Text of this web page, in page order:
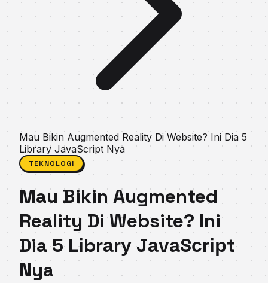
Mau Bikin Augmented Reality Di Website? Ini Dia 5
Lіbrаrу JаvаSсrірt Nya
TEKNOLOGI
Mau Bikin Augmented
Reality Di Website? Ini
Dia 5 Lіbrаrу JаvаSсrірt
Nya